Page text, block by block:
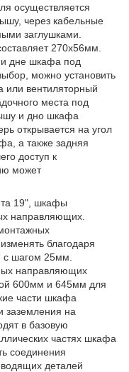
осуществляется
через кабельные
заглушками.
270х56мм.
дне шкафа под
можно установить
или вентиляторный
места под
и дно шкафа
открывается на угол
а также задняя
доступ к
может
19", шкафы
направляющих.
благодаря
с шагом 25мм.
направляющих
600мм и 645мм для
части шкафа
заземления на
в базовую
частях шкафа
соединения
деталей